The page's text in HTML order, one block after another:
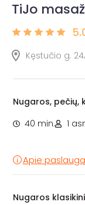
TiJo
Kęstučio g.
Nugaros, pečių,
40 min.
1
Apie paslaugą
Nugaros